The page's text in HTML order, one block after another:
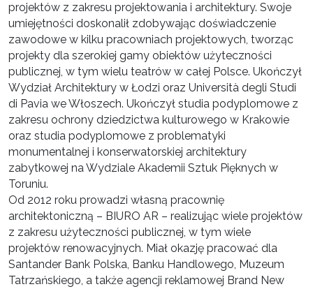
projektów z zakresu projektowania i architektury. Swoje
umiejętności doskonalił zdobywając doświadczenie
zawodowe w kilku pracowniach projektowych, tworząc
projekty dla szerokiej gamy obiektów użyteczności
publicznej, w tym wielu teatrów w całej Polsce. Ukończył
Wydział Architektury w Łodzi oraz Università degli Studi
di Pavia we Włoszech. Ukończył studia podyplomowe z
zakresu ochrony dziedzictwa kulturowego w Krakowie
oraz studia podyplomowe z problematyki
monumentalnej i konserwatorskiej architektury
zabytkowej na Wydziale Akademii Sztuk Pięknych w
Toruniu.
Od 2012 roku prowadzi własną pracownię
architektoniczną – BIURO AR – realizując wiele projektów
z zakresu użyteczności publicznej, w tym wiele
projektów renowacyjnych. Miał okazję pracować dla
Santander Bank Polska, Banku Handlowego, Muzeum
Tatrzańskiego, a także agencji reklamowej Brand New